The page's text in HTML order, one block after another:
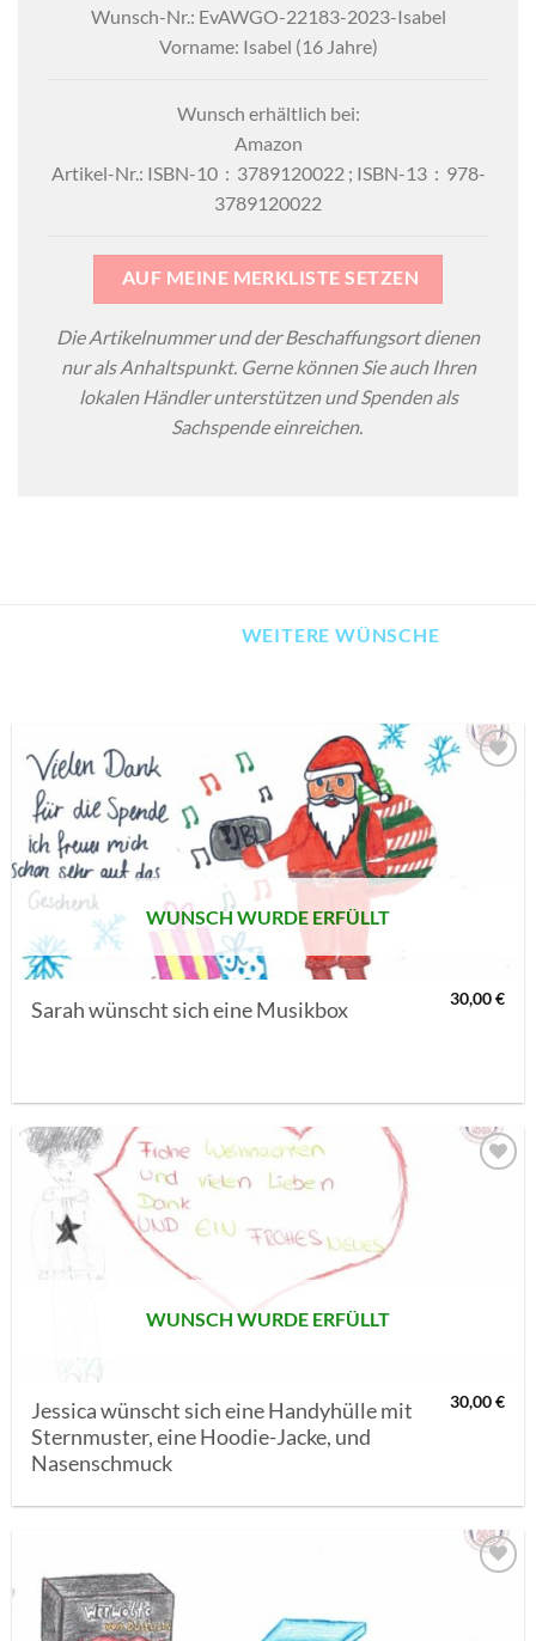
Wunsch-Nr.: EvAWGO-22183-2023-Isabel
Vorname: Isabel (16 Jahre)
Wunsch erhältlich bei:
Amazon
Artikel-Nr.: ISBN-10 ‏ : ‎ 3789120022 ; ISBN-13 ‏ : ‎ 978-
3789120022
AUF MEINE MERKLISTE SETZEN
Die Artikelnummer und der Beschaffungsort dienen
nur als Anhaltspunkt. Gerne können Sie auch Ihren
lokalen Händler unterstützen und Spenden als
Sachspende einreichen.
WEITERE WÜNSCHE
MERKLISTE
SETZEN
WUNSCH WURDE ERFÜLLT
Sarah wünscht sich eine Musikbox 30,00€
WUNSCH WURDE ERFÜLLT
Jessica wünscht sich eine Handyhülle mit
Sternmuster, eine Hoodie-Jacke, und
Nasenschmuck
30,00€